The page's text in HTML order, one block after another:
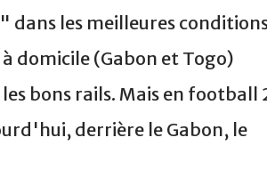
les meilleures
domicile (Gabon et Togo)
bons rails. Mais en football
derrière le Gabon, le